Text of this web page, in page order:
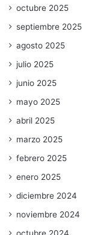
octubre 2025
septiembre 2025
agosto 2025
julio 2025
junio 2025
mayo 2025
abril 2025
marzo 2025
febrero 2025
enero 2025
diciembre 2024
noviembre 2024